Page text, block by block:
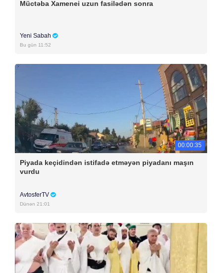
Müctəba Xamenei uzun fasilədən sonra
Yeni Sabah
Bu gün 11:52
00:00:35
Piyada keçidindən istifadə etməyən piyadanı maşın
vurdu
AvtosferTV
Dünən 21:01